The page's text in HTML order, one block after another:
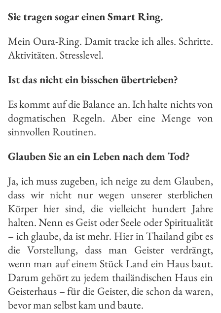
Sie tragen sogar einen Smart Ring.
Mein Oura-Ring. Damit tracke ich alles. Schritte.
Aktivitäten. Stresslevel.
Ist das nicht ein bisschen übertrieben?
Es kommt auf die Balance an. Ich halte nichts von
dogmatischen Regeln. Aber eine Menge von
sinnvollen Routinen.
Glauben Sie an ein Leben nach dem Tod?
Ja, ich muss zugeben, ich neige zu dem Glauben,
dass wir nicht nur wegen unserer sterblichen
Körper hier sind, die vielleicht hundert Jahre
halten. Nenn es Geist oder Seele oder Spiritualität
– ich glaube, da ist mehr. Hier in Thailand gibt es
die Vorstellung, dass man Geister verdrängt,
wenn man auf einem Stück Land ein Haus baut.
Darum gehört zu jedem thailändischen Haus ein
Geisterhaus – für die Geister, die schon da waren,
bevor man selbst kam und baute.